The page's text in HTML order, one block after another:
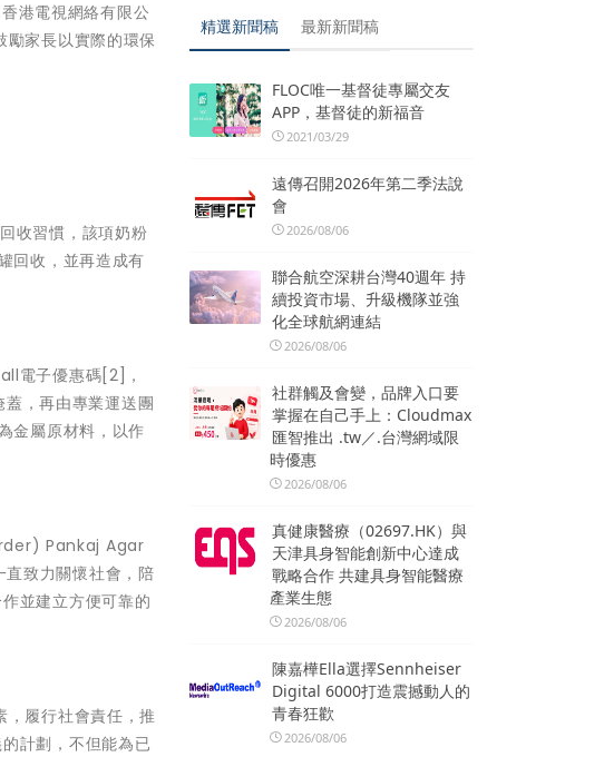
港電視網絡有限公
家長以實際的環保
收習慣，該項奶粉
回收，並再造成有
電子優惠碼[2]，
，再由專業運送團
金屬原材料，以作
Pankaj Agar
致力關懷社會，陪
並建立方便可靠的
履行社會責任，推
計劃，不但能為已
精選新聞稿 最新新聞稿
FLOC唯一基督徒專屬交友
APP，基督徒的新福音
2021/03/29
遠傳召開2026年第二季法說
會
2026/08/06
聯合航空深耕台灣40週年 持
續投資市場、升級機隊並強
化全球航網連結
2026/08/06
社群觸及會變，品牌入口要
掌握在自己手上：Cloudmax
匯智推出 .tw／.台灣網域限
時優惠
2026/08/06
真健康醫療（02697.HK）與
天津具身智能創新中心達成
戰略合作 共建具身智能醫療
產業生態
2026/08/06
陳嘉樺Ella選擇Sennheiser
Digital 6000打造震撼動人的
青春狂歡
2026/08/06